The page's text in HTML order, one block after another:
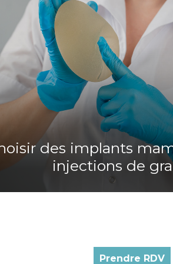
des implants
injections de
Prendre RDV